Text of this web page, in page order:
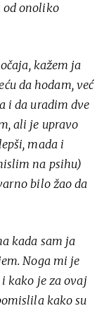
od onoliko
kažem ja
da hodam, već
i da uradim dve
ali je upravo
mada i
na psihu)
bilo žao da
kada sam ja
Noga mi je
kako je za ovaj
kako su